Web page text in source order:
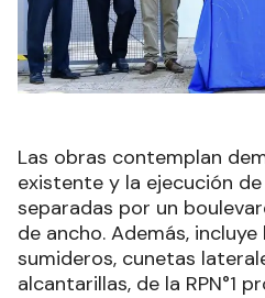
Las obras contemplan
existente y la ejecución
separadas por un
de ancho. Además,
sumideros, cunetas
alcantarillas, de la RPN°1